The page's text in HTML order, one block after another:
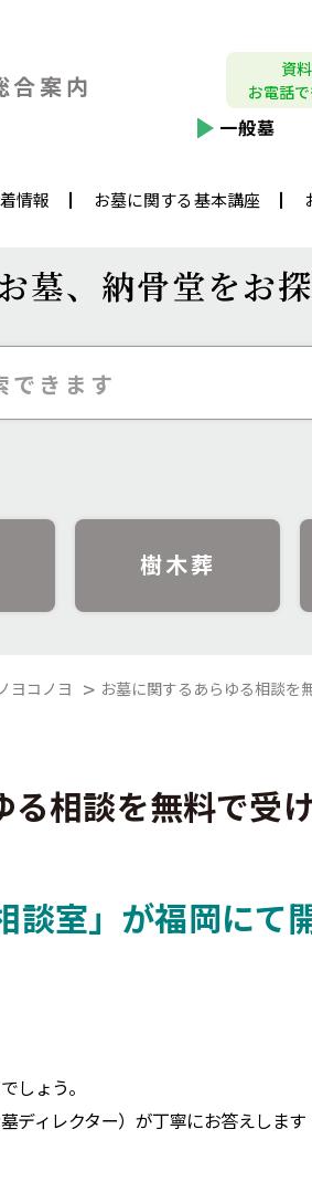
合案内
資
お電話
一般墓
情報 お墓に関する基本講座
墓、納骨堂をお
できます
樹木葬
ヨコノヨ お墓に関するあらゆる相談を
る相談を無料で受
室」が福岡にて
しょう。
ディレクター）が丁寧にお答えします